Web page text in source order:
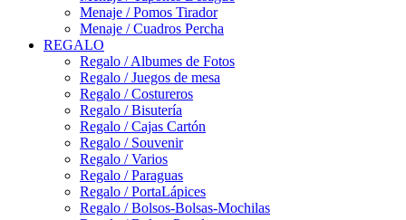
Menaje / Pomos Tirador
Menaje / Cuadros Percha
REGALO
Regalo / Albumes de Fotos
Regalo / Juegos de mesa
Regalo / Costureros
Regalo / Bisutería
Regalo / Cajas Cartón
Regalo / Souvenir
Regalo / Varios
Regalo / Paraguas
Regalo / PortaLápices
Regalo / Bolsos-Bolsas-Mochilas